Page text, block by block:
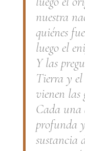
nuestra
quiénes
luego el
Y las
Tierra y el
vienen las
Cada una
profunda
sustancia